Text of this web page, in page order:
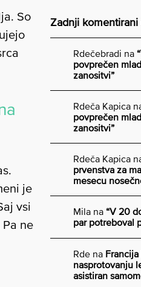
So
je
vsi
ne
Zadnji komentirani
Rdečebradi na
povprečen
zanositvi”
Rdeča Kapica
povprečen
zanositvi”
Rdeča Kapica
prvenstva za
mesecu
Mila na “V 20
par potreboval
Rde na
nasprotovanju
asistiran